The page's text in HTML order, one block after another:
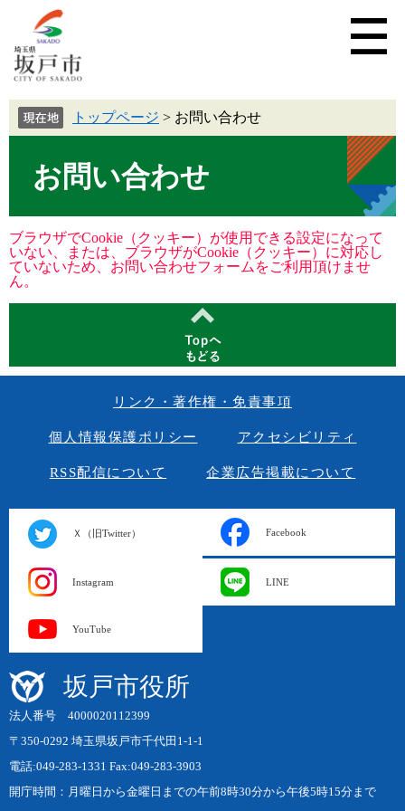
トップページ > お問い合わせ
お問い合わせ
ブラウザでCookie（クッキー）が使用できる設定になって
いない、または、ブラウザがCookie（クッキー）に対応し
ていないため、お問い合わせフォームをご利用頂けませ
ん。
リンク・著作権・免責事項
個人情報保護ポリシー アクセシビリティ
RSS配信について 企業広告掲載について
Ｘ（旧Twitter） Facebook
Instagram LINE
YouTube
坂戸市役所
法人番号 4000020112399
〒350-0292 埼玉県坂戸市千代田1-1-1
電話:049-283-1331 Fax:049-283-3903
開庁時間：月曜日から金曜日までの午前8時30分から午後5時15分まで